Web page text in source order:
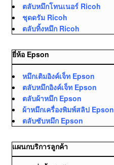
ตลับหมึกโทนเนอร์ Ricoh
ชุดดรัม Ricoh
ตลับทิ้งหมึก Ricoh
ยี่ห้อ Epson
หมึกเติมอิงค์เจ็ท Epson
ตลับหมึกอิงค์เจ็ท Epson
ตลับผ้าหมึก Epson
ผ้าหมึกเครื่องพิมพ์สลิป Epson
ตลับซับหมึก Epson
แผนกบริการลูกค้า